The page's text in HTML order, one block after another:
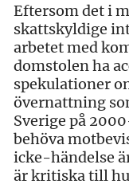
Eftersom det i
skattskyldige
arbetet med
domstolen ha
spekulationer
övernattning
Sverige på
behöva
icke-händelse
är kritiska till